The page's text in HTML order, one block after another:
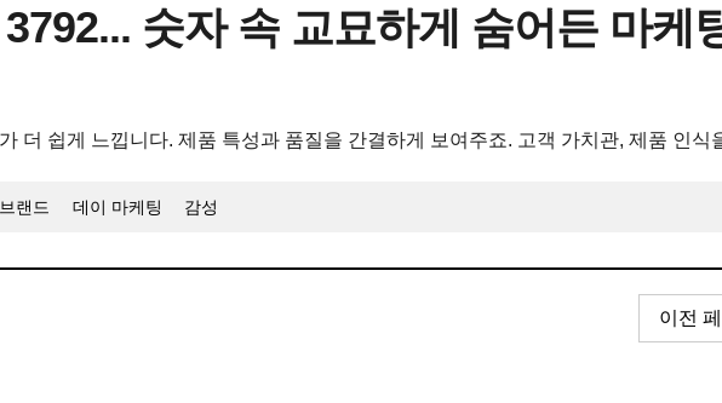
숫자 속 교묘하게 숨어든 마케
더 쉽게 느낍니다. 제품 특성과 품질을 간결하게 보여주죠. 고객 가치관, 제품 인식
브랜드 데이 마케팅 감성
이전